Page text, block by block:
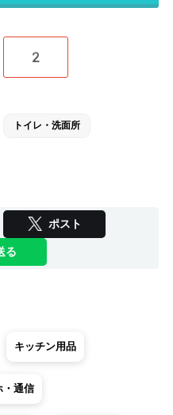
2
トイレ・洗面所
ポスト
る
キッチン用品
・通信